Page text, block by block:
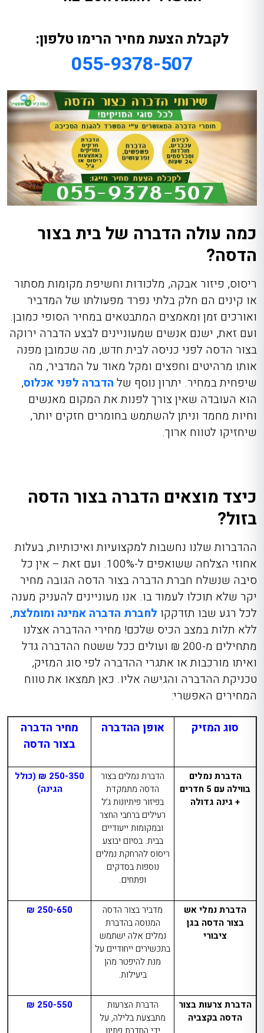
לקבלת הצעת מחיר הרימו טלפון:
055-9378-507
כמה עולה הדברה של בית בצור
הדסה?
ריסוס, פיזור אבקה, מלכודות וחשיפת מקומות מסתור
או קינים הם חלק בלתי נפרד מפעולתו של המדביר
ואורכים זמן ומאמצים המתבטאים במחיר הסופי כמובן.
ועם זאת, ישנם אנשים שמעוניינים לבצע הדברה ירוקה
בצור הדסה לפני כניסה לבית חדש, מה שכמובן מפנה
אותו מרהיטים וחפצים ומקל מאוד על המדביר, מה
שיפחית במחיר. יתרון נוסף של הדברה לפני אכלוס,
הוא העובדה שאין צורך לפנות את המקום מאנשים
וחיות מחמד וניתן להשתמש בחומרים חזקים יותר,
שיחזיקו לטווח ארוך.
כיצד מוצאים הדברה בצור הדסה
בזול?
ההדברות שלנו נחשבות למקצועיות ואיכותיות, בעלות
אחוזי הצלחה ששואפים ל-100%. ועם זאת – אין כל
סיבה שנשלח חברת הדברה בצור הדסה הגובה מחיר
יקר שלא תוכלו לעמוד בו. אנו מעוניינים להעניק מענה
לכל רגע שבו תזדקקו לחברת הדברה אמינה ומומלצת,
ללא תלות במצב הכיס שלכם! מחירי ההדברה אצלנו
מתחילים מ-200 ₪ ועולים ככל ששטח ההדברה גדל
ואיתו מורכבות או אתגרי ההדברה לפי סוג המזיק,
טכניקת ההדברה והגישה אליו. כאן תמצאו את טווח
המחירים האפשרי:
סוג המזיק
אופן ההדברה
מחיר הדברה
בצור הדסה
הדברת נמלים
בווילה עם 5 חדרים
+ גינה גדולה
הדברת נמלים בצור
הדסה מתמקדת
בפיזור פיתיונות ג’ל
רעילים ברחבי החצר
ובמקומות ייעודיים
בבית. בסיום יבוצע
ריסוס להרחקת נמלים
נוספות בסדקים
ופתחים.
250-350 ₪ (כולל
הגינה)
הדברת נמלי אש
בצור הדסה בגן
ציבורי
מדביר בצור הדסה
המנוסה בהדברת
נמלים אלה ישתמש
בתכשירים ייחודיים על
מנת להיפטר מהן
ביעילות.
250-650 ₪
הדברת צרעות בצור
הדסה בקצביה
הדברת הצרעות
מתבצעת בלילה, על
250-550 ₪